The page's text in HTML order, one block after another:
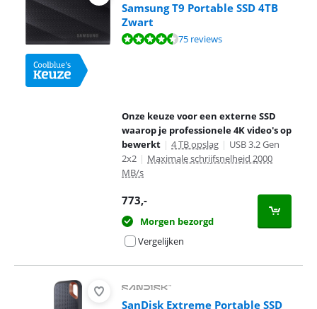
Samsung T9 Portable SSD 4TB
Zwart
Beoordeling is 8,8 van de 10, gebaseerd op 75 reviews.
75 reviews
Onze keuze voor een externe SSD
waarop je professionele 4K video's op
bewerkt | 4 TB opslag | USB 3.2 Gen
2x2 | Maximale schrijfsnelheid 2000
MB/s
773,-
Morgen bezorgd
Vergelijken
SanDisk Extreme Portable SSD